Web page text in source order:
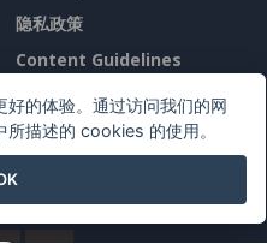
隐私政策
Content Guidelines
安全概述
举报投诉
的体验。通过访问我们的网
描述的 cookies 的使用。